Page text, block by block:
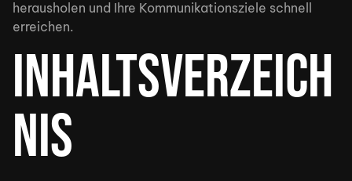
herausholen und Ihre Kommunikationsziele schnell
erreichen.
Inhaltsverzeich
nis